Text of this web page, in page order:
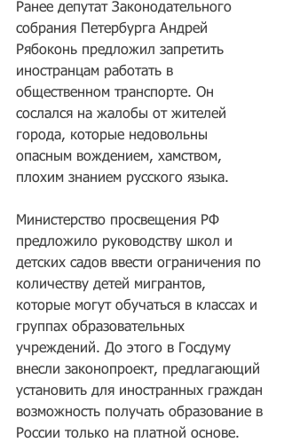
Ранее депутат Законодательного
собрания Петербурга Андрей
Рябоконь предложил запретить
иностранцам работать в
общественном транспорте. Он
сослался на жалобы от жителей
города, которые недовольны
опасным вождением, хамством,
плохим знанием русского языка.
Министерство просвещения РФ
предложило руководству школ и
детских садов ввести ограничения по
количеству детей мигрантов,
которые могут обучаться в классах и
группах образовательных
учреждений. До этого в Госдуму
внесли законопроект, предлагающий
установить для иностранных граждан
возможность получать образование в
России только на платной основе.